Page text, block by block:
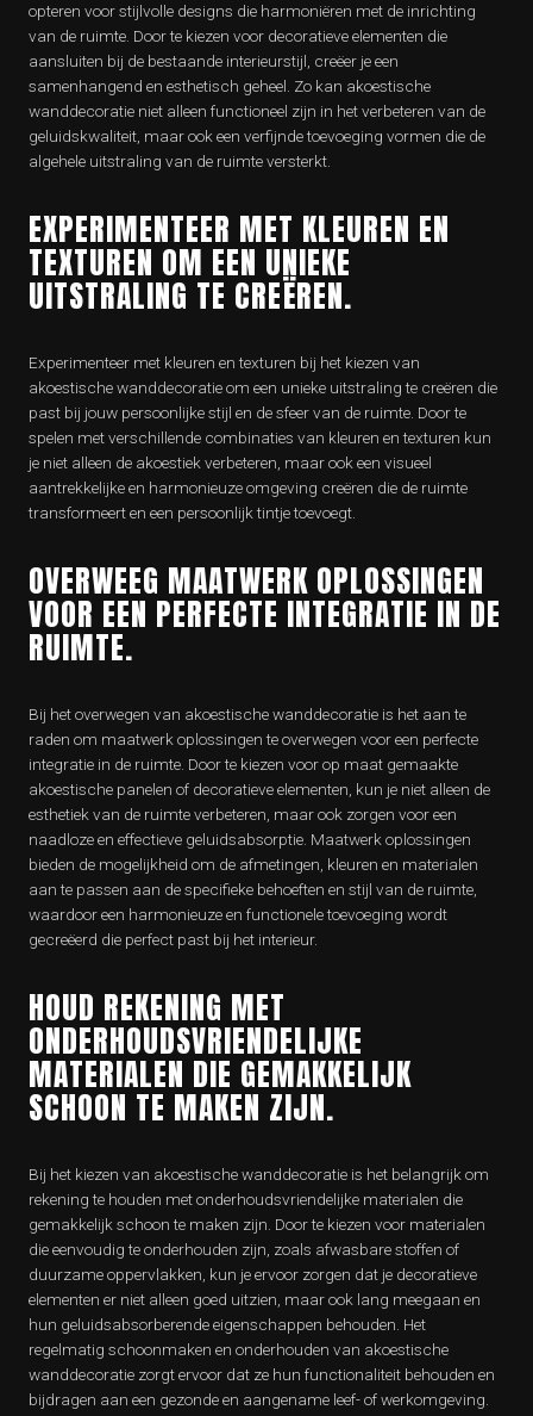
opteren voor stijlvolle designs die harmoniëren met de inrichting
van de ruimte. Door te kiezen voor decoratieve elementen die
aansluiten bij de bestaande interieurstijl, creëer je een
samenhangend en esthetisch geheel. Zo kan akoestische
wanddecoratie niet alleen functioneel zijn in het verbeteren van de
geluidskwaliteit, maar ook een verfijnde toevoeging vormen die de
algehele uitstraling van de ruimte versterkt.
EXPERIMENTEER MET KLEUREN EN
TEXTUREN OM EEN UNIEKE
UITSTRALING TE CREËREN.
Experimenteer met kleuren en texturen bij het kiezen van
akoestische wanddecoratie om een unieke uitstraling te creëren die
past bij jouw persoonlijke stijl en de sfeer van de ruimte. Door te
spelen met verschillende combinaties van kleuren en texturen kun
je niet alleen de akoestiek verbeteren, maar ook een visueel
aantrekkelijke en harmonieuze omgeving creëren die de ruimte
transformeert en een persoonlijk tintje toevoegt.
OVERWEEG MAATWERK OPLOSSINGEN
VOOR EEN PERFECTE INTEGRATIE IN DE
RUIMTE.
Bij het overwegen van akoestische wanddecoratie is het aan te
raden om maatwerk oplossingen te overwegen voor een perfecte
integratie in de ruimte. Door te kiezen voor op maat gemaakte
akoestische panelen of decoratieve elementen, kun je niet alleen de
esthetiek van de ruimte verbeteren, maar ook zorgen voor een
naadloze en effectieve geluidsabsorptie. Maatwerk oplossingen
bieden de mogelijkheid om de afmetingen, kleuren en materialen
aan te passen aan de specifieke behoeften en stijl van de ruimte,
waardoor een harmonieuze en functionele toevoeging wordt
gecreëerd die perfect past bij het interieur.
HOUD REKENING MET
ONDERHOUDSVRIENDELIJKE
MATERIALEN DIE GEMAKKELIJK
SCHOON TE MAKEN ZIJN.
Bij het kiezen van akoestische wanddecoratie is het belangrijk om
rekening te houden met onderhoudsvriendelijke materialen die
gemakkelijk schoon te maken zijn. Door te kiezen voor materialen
die eenvoudig te onderhouden zijn, zoals afwasbare stoffen of
duurzame oppervlakken, kun je ervoor zorgen dat je decoratieve
elementen er niet alleen goed uitzien, maar ook lang meegaan en
hun geluidsabsorberende eigenschappen behouden. Het
regelmatig schoonmaken en onderhouden van akoestische
wanddecoratie zorgt ervoor dat ze hun functionaliteit behouden en
bijdragen aan een gezonde en aangename leef- of werkomgeving.